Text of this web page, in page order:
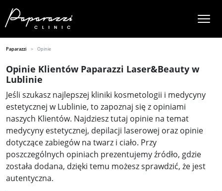
Paparazzi Opinie
Opinie Klientów Paparazzi Laser&Beauty w
Lublinie
Jeśli szukasz najlepszej kliniki kosmetologii i medycyny
estetycznej w Lublinie, to zapoznaj się z opiniami
naszych Klientów. Najdziesz tutaj opinie na temat
medycyny estetycznej, depilacji laserowej oraz opinie
dotyczące zabiegów na twarz i ciało. Przy
poszczególnych opiniach prezentujemy źródło, gdzie
została dodana, dzięki temu możesz sprawdzić, że jest
autentyczna.